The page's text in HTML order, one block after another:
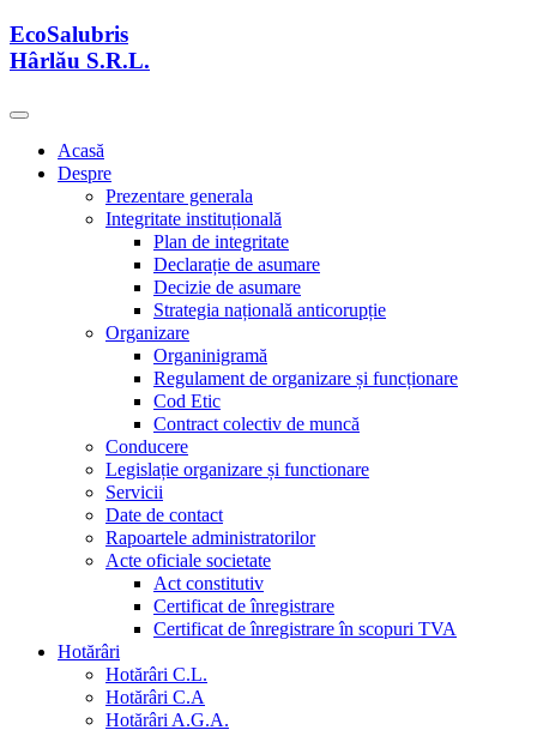
EcoSalubris
Hârlău S.R.L.
Acasă
Despre
Prezentare generala
Integritate instituțională
Plan de integritate
Declarație de asumare
Decizie de asumare
Strategia națională anticorupție
Organizare
Organinigramă
Regulament de organizare și funcționare
Cod Etic
Contract colectiv de muncă
Conducere
Legislație organizare și functionare
Servicii
Date de contact
Rapoartele administratorilor
Acte oficiale societate
Act constitutiv
Certificat de înregistrare
Certificat de înregistrare în scopuri TVA
Hotărâri
Hotărâri C.L.
Hotărâri C.A
Hotărâri A.G.A.